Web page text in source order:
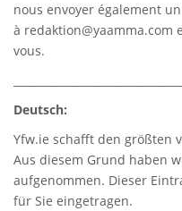
nous envoyer également
à redaktion@yaamma.com
vous.
Deutsch:
Yfw.ie schafft den größten
Aus diesem Grund haben
aufgenommen. Dieser
für Sie eingetragen.